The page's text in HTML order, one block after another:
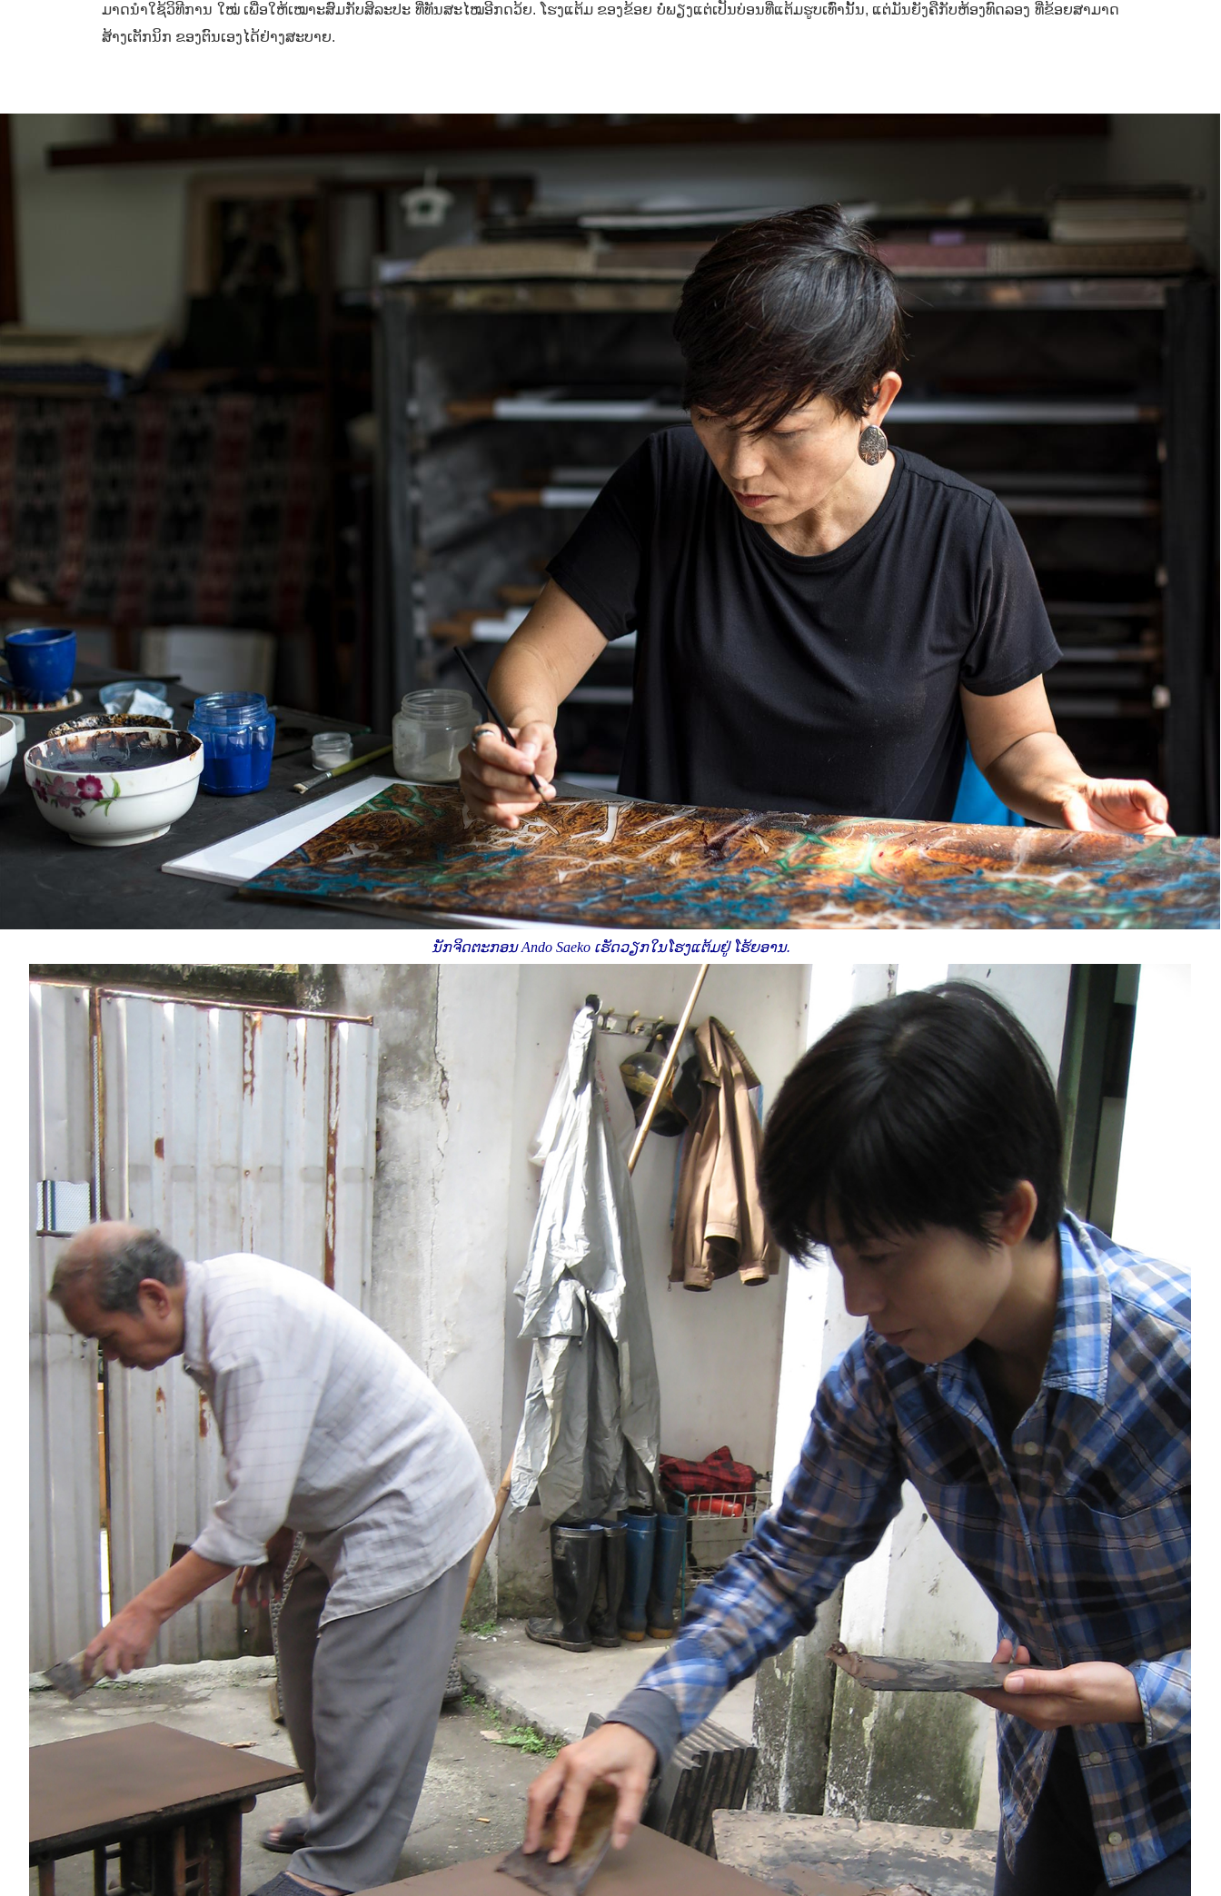
ມາດນໍາໃຊ້ວິທີການ ໃໝ່ ເພື່ອໃຫ້ເໝາະສົມກັບສິລະປະ ທີ່ທັນສະໄໝອີກດວ້ຍ. ໂຮງແຕ້ມ ຂອງຂ້ອຍ ບໍ່ພຽງແຕ່ເປັນບ່ອນທີ່ແຕ້ມຮູບເທົ່ານັ້ນ, ແຕ່ມັນຍັງຄືກັບຫ້ອງທົດລອງ ທີ່ຂ້ອຍສາມາດ
ສ້າງເຕັກນິກ ຂອງຕົນເອງໄດ້ຢ່າງສະບາຍ.
ນັກຈິດຕະກອນ Ando Saeko ເຮັດວຽກໃນໂຮງແຕ້ມຢູ່ ໂຮ້ຍອານ.